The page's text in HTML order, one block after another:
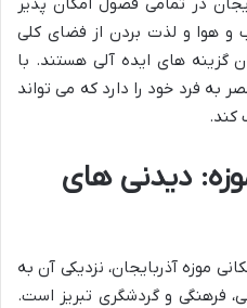
در تمامی فصول امکان پذیر
و هوا و لذت بردن از فضای کلی
گزینه های ایده آلی هستند. با
به فرد خود را دارد که می تواند
کند.
دیدنی های
موزه آذربایجان، نزدیکی آن به
فرهنگی و گردشگری تبریز است.